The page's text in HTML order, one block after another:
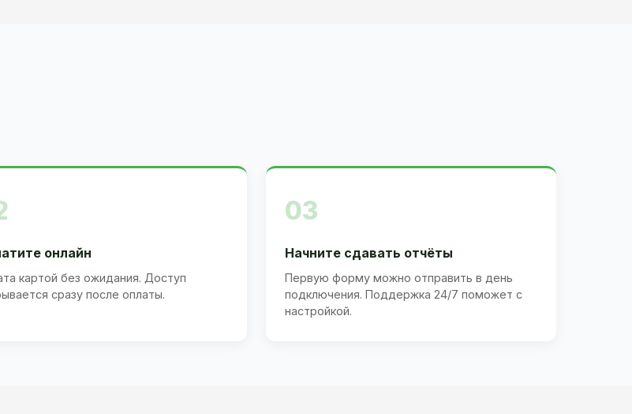
онлайн
картой без ожидания. Доступ
сразу после оплаты.
03
Начните сдавать отчёты
Первую форму можно отправить в день
подключения. Поддержка 24/7 поможет с
настройкой.